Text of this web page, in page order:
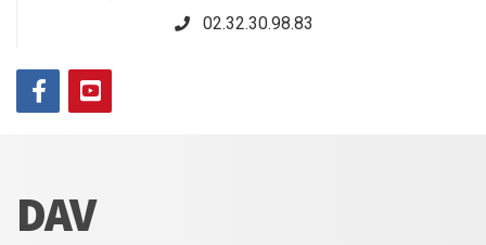
02.32.30.98.83
DAV